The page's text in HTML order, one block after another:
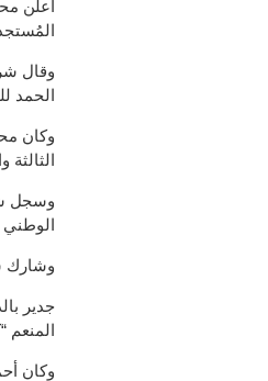
أعلن
وقال
الحمد
وكان
الثالثة
وسجل
الوطني
وشارك
جدير
المنعم
وكان